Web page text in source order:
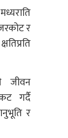
र
जीवन
गर्दै
र